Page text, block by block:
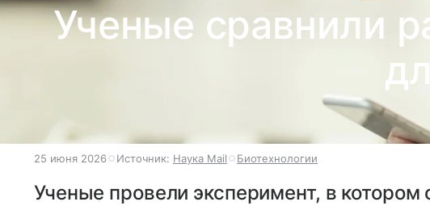
Ученые сравнили
25 июня 2026 Источник: Наука Mail Биотехнологии
Ученые провели эксперимент, в котором